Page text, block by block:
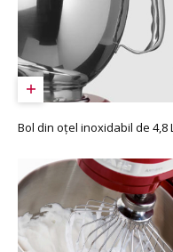
Bol din oțel inoxidabil de 4,8 L